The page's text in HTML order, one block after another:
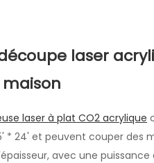
laser
maison
laser à plat CO2 acrylique
* 24' et peuvent couper des
avec une puissance